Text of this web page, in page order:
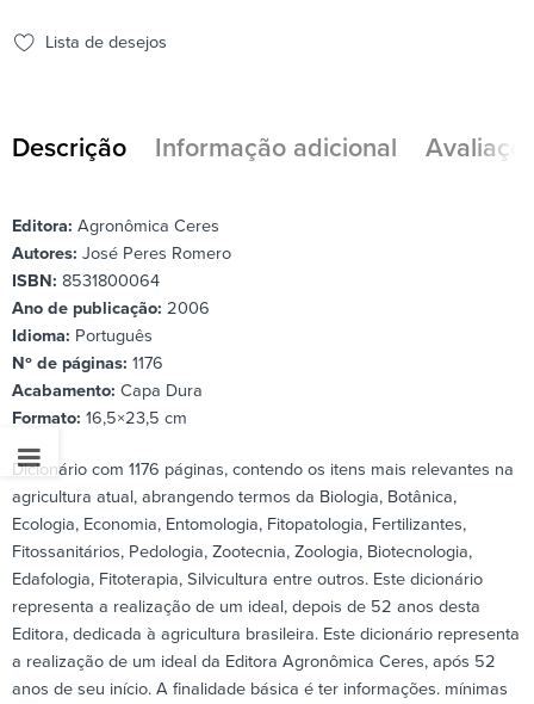
Lista de desejos
Descrição Informação adicional
Editora: Agronômica Ceres
Autores: José Peres Romero
ISBN: 8531800064
Ano de publicação: 2006
Idioma: Português
Nº de páginas: 1176
Acabamento: Capa Dura
Formato: 16,5×23,5 cm
Dicionário com 1176 páginas, contendo os itens mais relevantes na
agricultura atual, abrangendo termos da Biologia, Botânica,
Ecologia, Economia, Entomologia, Fitopatologia, Fertilizantes,
Fitossanitários, Pedologia, Zootecnia, Zoologia, Biotecnologia,
Edafologia, Fitoterapia, Silvicultura entre outros. Este dicionário
representa a realização de um ideal, depois de 52 anos desta
Editora, dedicada à agricultura brasileira. Este dicionário representa
a realização de um ideal da Editora Agronômica Ceres, após 52
anos de seu início. A finalidade básica é ter informações. mínimas